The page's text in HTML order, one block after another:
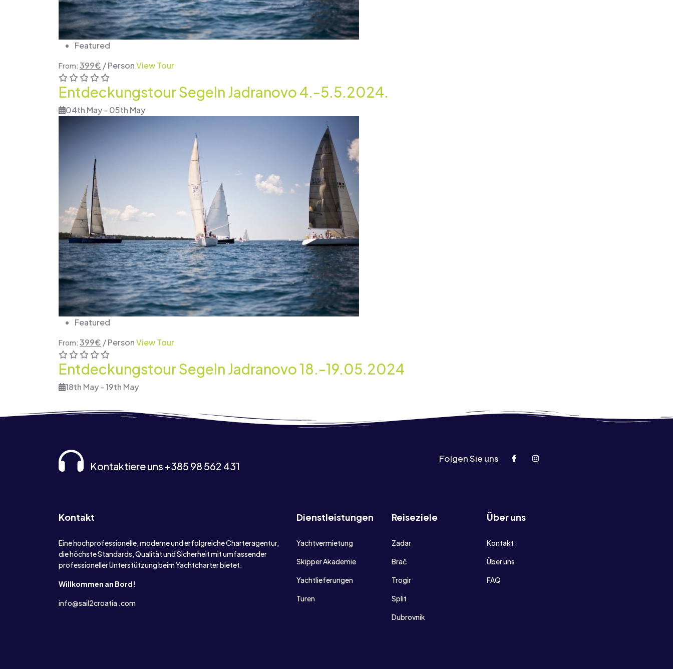
Featured
From: 399€ / PersonView Tour
Entdeckungstour Segeln Jadranovo 4.-5.5.2024.
04th May - 05th May
Featured
From: 399€ / PersonView Tour
Entdeckungstour Segeln Jadranovo 18.-19.05.2024
18th May - 19th May
Kontaktiere uns +385 98 562 431
Folgen Sie uns
Kontakt
Eine hochprofessionelle, moderne und erfolgreiche Charteragentur,
die höchste Standards, Qualität und Sicherheit mit umfassender
professioneller Unterstützung beim Yachtcharter bietet.
Willkommen an Bord!
info@sail2croatia .com
Dienstleistungen
Yachtvermietung
Skipper Akademie
Yachtlieferungen
Turen
Reiseziele
Zadar
Brač
Trogir
Split
Dubrovnik
Über uns
Kontakt
Über uns
FAQ